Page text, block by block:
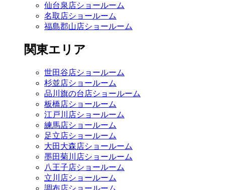
仙台泉店ショールーム
名取店ショールーム
福島郡山店ショールーム
関東エリア
世田谷店ショールーム
杉並店ショールーム
品川旗の台店ショールーム
板橋店ショールーム
江戸川店ショールーム
練馬店ショールーム
足立店ショールーム
大田大森店ショールーム
墨田菊川店ショールーム
八王子店ショールーム
立川店ショールーム